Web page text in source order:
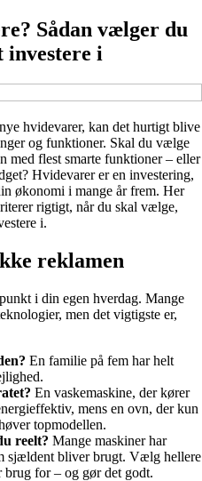
Sådan vælger du
investere i
hvidevarer, kan det hurtigt blive
og funktioner. Skal du vælge
med flest smarte funktioner – eller
Hvidevarer er en investering,
økonomi i mange år frem. Her
rigtigt, når du skal vælge,
i.
reklamen
i din egen hverdag. Mange
men det vigtigste er,
En familie på fem har helt
En vaskemaskine, der kører
mens en ovn, der kun
topmodellen.
reelt? Mange maskiner har
sjældent bliver brugt. Vælg hellere
brug for – og gør det godt.